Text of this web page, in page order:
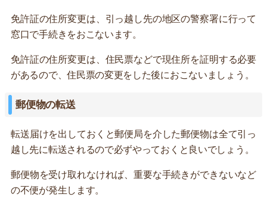
免許証の住所変更は、引っ越し先の地区の警察署に行って
窓口で手続きをおこないます。
免許証の住所変更は、住民票などで現住所を証明する必要
があるので、住民票の変更をした後におこないましょう。
郵便物の転送
転送届けを出しておくと郵便局を介した郵便物は全て引っ
越し先に転送されるので必ずやっておくと良いでしょう。
郵便物を受け取れなければ、重要な手続きができないなど
の不便が発生します。